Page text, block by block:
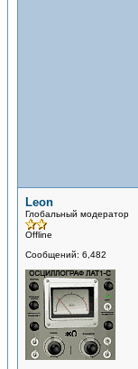
Leon
Глобальный модератор
Offline
Сообщений: 6,482